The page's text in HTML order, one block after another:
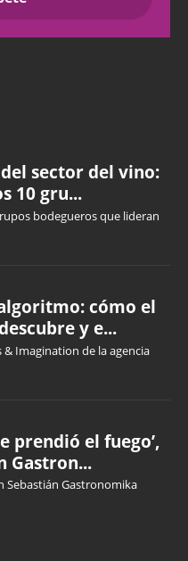
sector del vino:
10 gru...
bodegueros que lideran
cómo el
y e...
Imagination de la agencia
prendió el fuego’,
Gastron...
Sebastián Gastronomika